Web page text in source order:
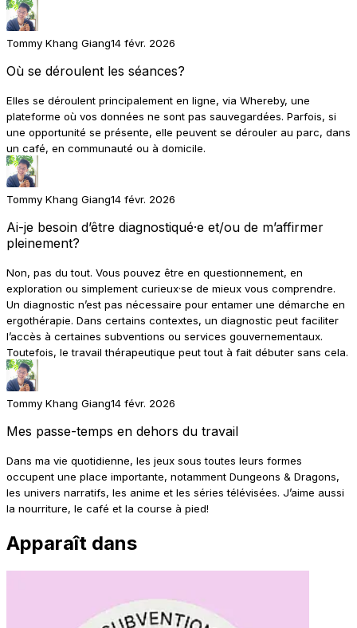
Tommy Khang Giang14 févr. 2026
Où se déroulent les séances?
Elles se déroulent principalement en ligne, via Whereby, une
plateforme où vos données ne sont pas sauvegardées. Parfois, si
une opportunité se présente, elle peuvent se dérouler au parc, dans
un café, en communauté ou à domicile.
Tommy Khang Giang14 févr. 2026
Ai-je besoin d’être diagnostiqué·e et/ou de m’affirmer
pleinement?
Non, pas du tout. Vous pouvez être en questionnement, en
exploration ou simplement curieux·se de mieux vous comprendre.
Un diagnostic n’est pas nécessaire pour entamer une démarche en
ergothérapie. Dans certains contextes, un diagnostic peut faciliter
l’accès à certaines subventions ou services gouvernementaux.
Toutefois, le travail thérapeutique peut tout à fait débuter sans cela.
Tommy Khang Giang14 févr. 2026
Mes passe-temps en dehors du travail
Dans ma vie quotidienne, les jeux sous toutes leurs formes
occupent une place importante, notamment Dungeons & Dragons,
les univers narratifs, les anime et les séries télévisées. J’aime aussi
la nourriture, le café et la course à pied!
Apparaît dans